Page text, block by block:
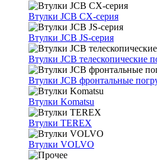
Втулки JCB CX-серия
Втулки JCB JS-серия
Втулки JCB телескопические
Втулки JCB фронтальные
Втулки Komatsu
Втулки TEREX
Втулки VOLVO